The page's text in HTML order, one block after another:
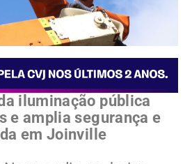
iluminação pública
e amplia segurança e
em Joinville